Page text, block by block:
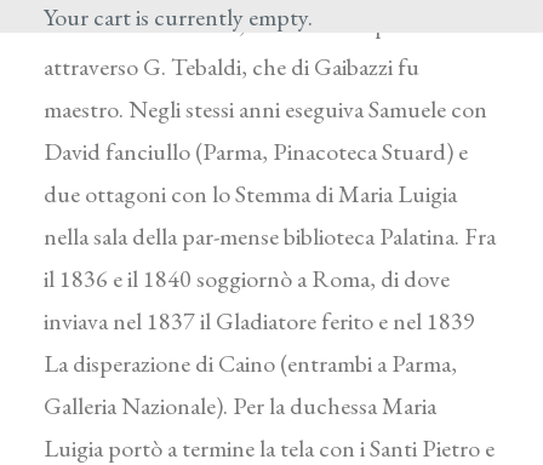
Your cart is currently empty.
citazioni da G. Landi, modello recuperato
attraverso G. Tebaldi, che di Gaibazzi fu
maestro. Negli stessi anni eseguiva Samuele con
David fanciullo (Parma, Pinacoteca Stuard) e
due ottagoni con lo Stemma di Maria Luigia
nella sala della par-mense biblioteca Palatina. Fra
il 1836 e il 1840 soggiornò a Roma, di dove
inviava nel 1837 il Gladiatore ferito e nel 1839
La disperazione di Caino (entrambi a Parma,
Galleria Nazionale). Per la duchessa Maria
Luigia portò a termine la tela con i Santi Pietro e